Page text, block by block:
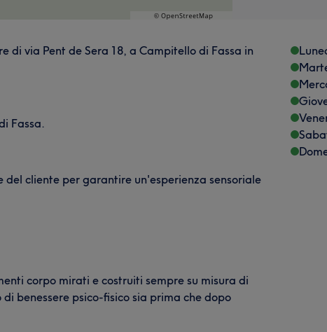
di via Pent de Sera 18, a Campitello di Fassa in
Fassa.
cliente per garantire un'esperienza sensoriale
corpo mirati e costruiti sempre su misura di
benessere psico-fisico sia prima che dopo